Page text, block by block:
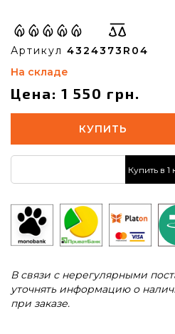
Артикул 4324373R04
На складе
Цена: 1 550 грн.
КУПИТЬ
Купить в 1
В связи с нерегулярными
уточнять информацию о
при заказе.